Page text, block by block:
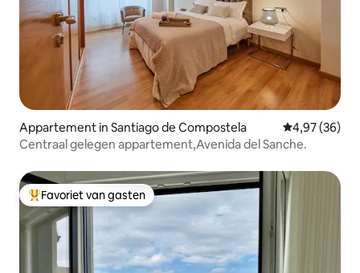
Appartement in Santiago de Compostela Gemiddelde
4,97 (36)
Centraal gelegen appartement,Avenida del Sanche.
Topfavoriet van gasten
Favoriet van gasten